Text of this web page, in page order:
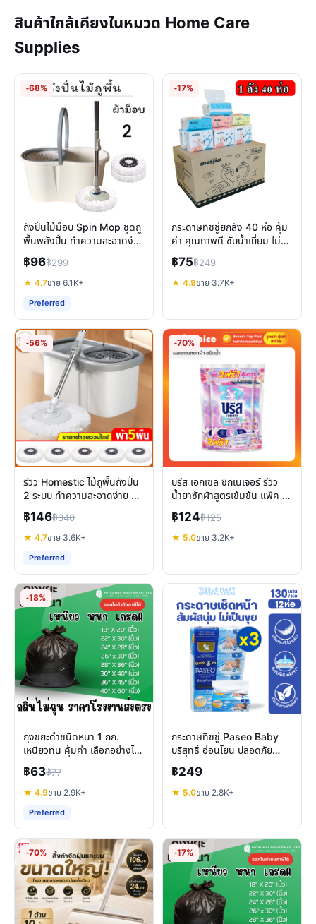
สินค้าใกล้เคียงในหมวด Home Care
Supplies
-68%
ถังปั่นไม้ม๊อบ Spin Mop ชุดถู
พื้นพลังปั่น ทำความสะอาดง่าย
เบาแรง ไม่ต้องบิดมือ
฿96฿299
★ 4.7ขาย 6.1K+
Preferred
-17%
กระดาษทิชชู่ยกลัง 40 ห่อ คุ้ม
ค่า คุณภาพดี ซับน้ำเยี่ยม ไม่
เป็นขุย
฿75฿249
★ 4.9ขาย 3.7K+
-56%
รีวิว Homestic ไม้ถูพื้นถังปั่น
2 ระบบ ทำความสะอาดง่าย คุ้ม
ค่าหรือไม่
฿146฿340
★ 4.7ขาย 3.6K+
Preferred
-70%
บรีส เอกเซล ซิกเนเจอร์ รีวิว
น้ำยาซักผ้าสูตรเข้มข้น แพ็ค 3
ถุง ซักสะอาด หอมนาน
฿124฿125
★ 5.0ขาย 3.2K+
-18%
ถุงขยะดำชนิดหนา 1 กก.
เหนียวทน คุ้มค่า เลือกอย่างไร
ให้ตอบโจทย์ทุกการใช้งาน
฿63฿77
★ 4.9ขาย 2.9K+
Preferred
กระดาษทิชชู่ Paseo Baby
บริสุทธิ์ อ่อนโยน ปลอดภัย
สำหรับผิวแพ้ง่ายและลูกน้อย
฿249
★ 5.0ขาย 2.8K+
-70% -17%